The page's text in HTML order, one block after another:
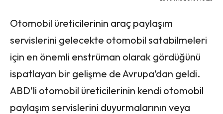
Otomobil üreticilerinin araç paylaşım
servislerini gelecekte otomobil satabilmeleri
için en önemli enstrüman olarak gördüğünü
ispatlayan bir gelişme de Avrupa’dan geldi.
ABD’li otomobil üreticilerinin kendi otomobil
paylaşım servislerini duyurmalarının veya